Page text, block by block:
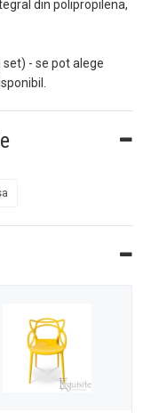
din polipropilena,
- se pot alege